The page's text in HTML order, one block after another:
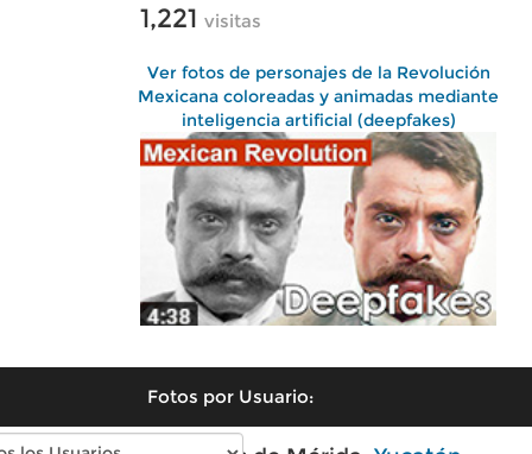
1,221 visitas
Ver fotos de personajes de la Revolución
Mexicana coloreadas y animadas mediante
inteligencia artificial (deepfakes)
Fotos por Usuario: